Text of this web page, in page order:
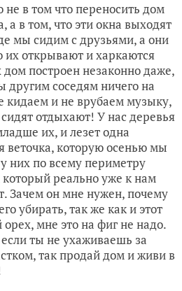
не в том что переносить дом
а в том, что эти окна выходят
мы сидим с друзьями, а они
их открывают и харкаются
дом построен незаконно даже,
другим соседям ничего на
кидаем и не врубаем музыку,
отдыхают! У нас деревья
их, и лезет одна
веточка, которую осенью мы
них по всему периметру
который реально уже к нам
Зачем он мне нужен, почему
убирать, так же как и этот
орех, мне это на фиг не надо.
ты не ухаживаешь за
так продай дом и живи в